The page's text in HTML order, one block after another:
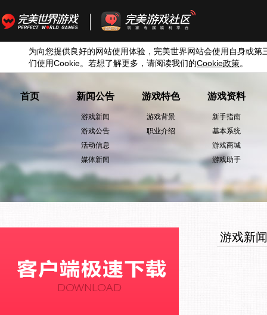
为向您提供良好的网站使用体验，完美世界网站会使用自身或第
们使用Cookie。若想了解更多，请阅读我们的Cookie政策。
首页 新闻公告
游戏新闻
游戏公告
活动信息
媒体新闻
游戏特色
游戏背景
职业介绍
游戏资料
新手指南
基本系统
游戏商城
游戏助手
游戏新闻